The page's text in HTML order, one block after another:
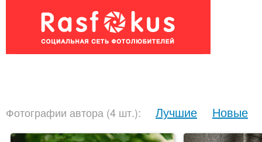
Фотографии автора (4 шт.): Лучшие Новые